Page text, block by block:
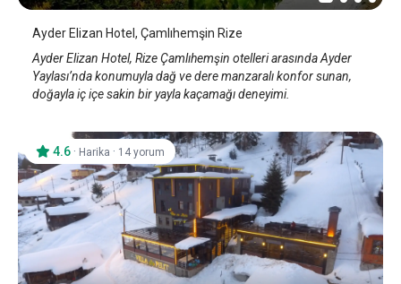
Ayder Elizan Hotel, Çamlıhemşin Rize
Ayder Elizan Hotel, Rize Çamlıhemşin otelleri arasında Ayder
Yaylası’nda konumuyla dağ ve dere manzaralı konfor sunan,
doğayla iç içe sakin bir yayla kaçamağı deneyimi.
4.6 · Harika · 14 yorum